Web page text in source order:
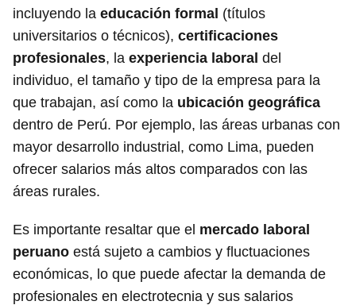
incluyendo la educación formal (títulos
universitarios o técnicos), certificaciones
profesionales, la experiencia laboral del
individuo, el tamaño y tipo de la empresa para la
que trabajan, así como la ubicación geográfica
dentro de Perú. Por ejemplo, las áreas urbanas con
mayor desarrollo industrial, como Lima, pueden
ofrecer salarios más altos comparados con las
áreas rurales.
Es importante resaltar que el mercado laboral
peruano está sujeto a cambios y fluctuaciones
económicas, lo que puede afectar la demanda de
profesionales en electrotecnia y sus salarios